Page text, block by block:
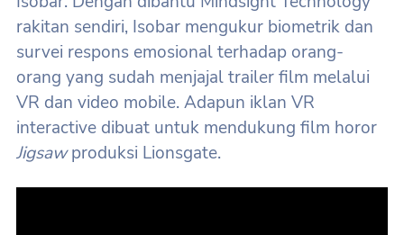
rakitan sendiri, Isobar mengukur biometrik dan
survei respons emosional terhadap orang-
orang yang sudah menjajal trailer film melalui
VR dan video mobile. Adapun iklan VR
interactive dibuat untuk mendukung film horor
Jigsawproduksi Lionsgate.